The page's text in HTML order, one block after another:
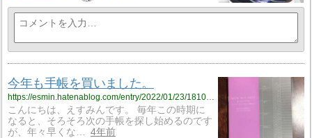
今年も手帳を買いました。
https://esmin.hatenablog.com/entry/2022/01/23/181018
こんにちは、えすみんです。 毎年この時期に
なると、そろそろ次の手帳を探し始めるのです
が、年々早くな…
4年前